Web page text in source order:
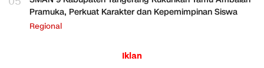
Pramuka, Perkuat Karakter dan Kepemimpinan Siswa
Regional
Iklan